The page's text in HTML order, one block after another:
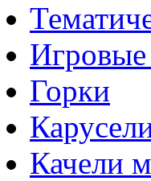
Горки
Качели